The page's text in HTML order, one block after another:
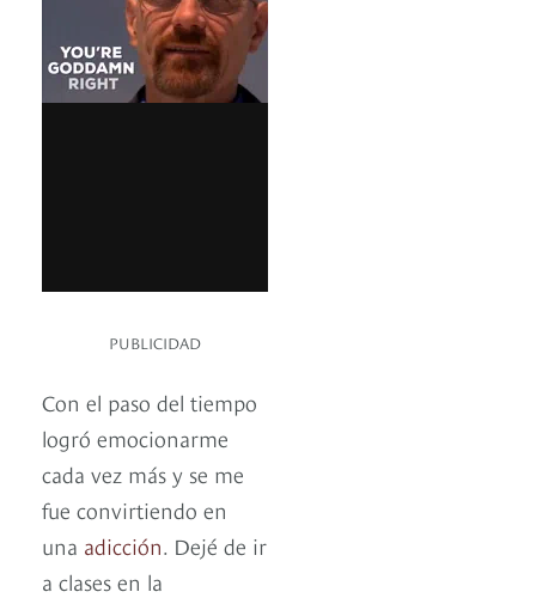
PUBLICIDAD
Con el paso del tiempo
logró emocionarme
cada vez más y se me
fue convirtiendo en
una adicción. Dejé de ir
a clases en la